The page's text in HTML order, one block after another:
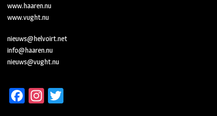
www.haaren.nu
www.vught.nu
nieuws@helvoirt.net
info@haaren.nu
nieuws@vught.nu
Fa In